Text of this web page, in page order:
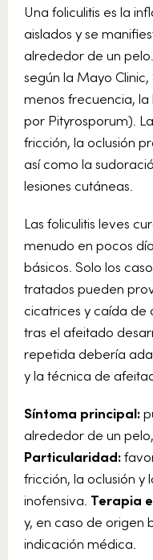
Una foliculitis es la
aislados y se
alrededor de un
según la Mayo
menos frecuencia,
por Pityrosporum).
fricción, la oclusión
así como la
lesiones cutáneas.
Las foliculitis leves
menudo en pocos
básicos. Solo los
tratados pueden
cicatrices y caída de
tras el afeitado
repetida debería
y la técnica de
Síntoma principal:
alrededor de un
Particularidad:
fricción, la oclusión y
inofensiva. Terapia
y, en caso de origen
indicación médica.